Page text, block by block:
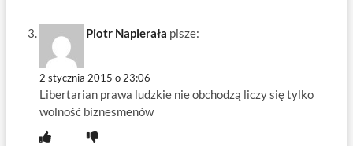
Piotr Napierała pisze:
2 stycznia 2015 o 23:06
Libertarian prawa ludzkie nie obchodzą liczy się tylko
wolność biznesmenów